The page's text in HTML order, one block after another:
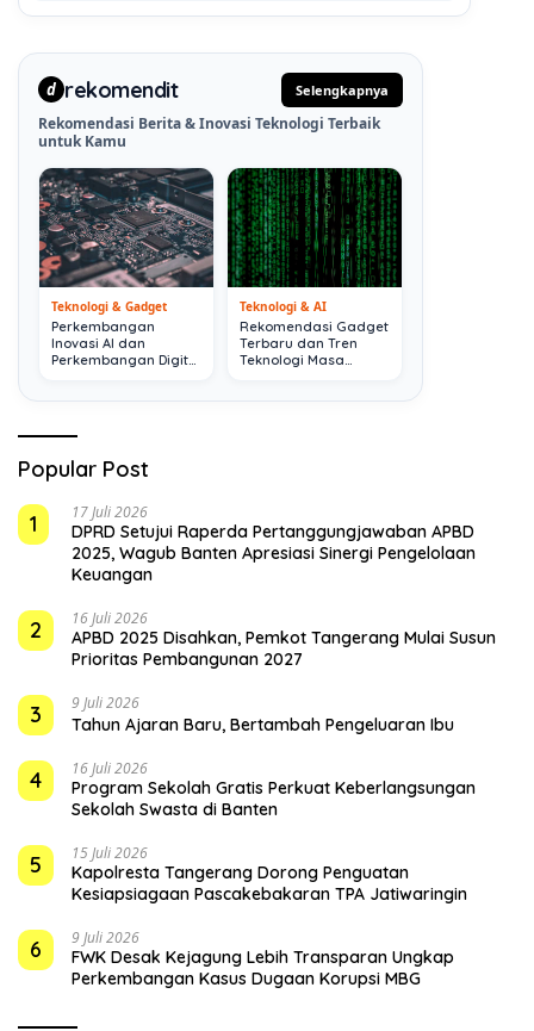
d rekomendit Selengkapnya
Rekomendasi Berita & Inovasi Teknologi Terbaik
untuk Kamu
Teknologi & Gadget
Perkembangan
Inovasi AI dan
Perkembangan Digital
Teknologi & AI
Rekomendasi Gadget
Terbaru dan Tren
Teknologi Masa
Popular Post
1
17 Juli 2026
DPRD Setujui Raperda Pertanggungjawaban APBD
2025, Wagub Banten Apresiasi Sinergi Pengelolaan
Keuangan
2 16 Juli 2026
APBD 2025 Disahkan, Pemkot Tangerang Mulai Susun
Prioritas Pembangunan 2027
3 9 Juli 2026
Tahun Ajaran Baru, Bertambah Pengeluaran Ibu
4 16 Juli 2026
Program Sekolah Gratis Perkuat Keberlangsungan
Sekolah Swasta di Banten
5 15 Juli 2026
Kapolresta Tangerang Dorong Penguatan
Kesiapsiagaan Pascakebakaran TPA Jatiwaringin
6 9 Juli 2026
FWK Desak Kejagung Lebih Transparan Ungkap
Perkembangan Kasus Dugaan Korupsi MBG